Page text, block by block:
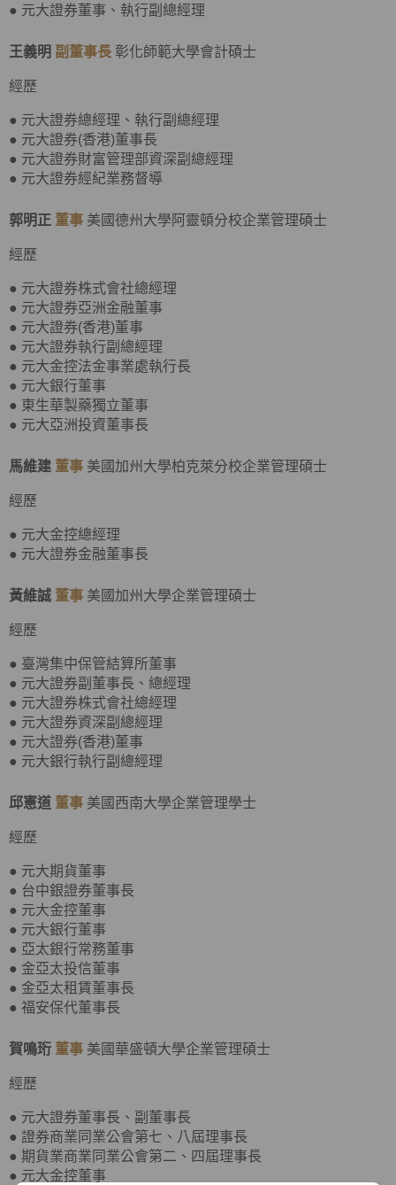
● 元大證券董事、執行副總經理
王義明 副董事長 彰化師範大學會計碩士
經歷
● 元大證券總經理、執行副總經理
● 元大證券(香港)董事長
● 元大證券財富管理部資深副總經理
● 元大證券經紀業務督導
郭明正 董事 美國德州大學阿靈頓分校企業管理碩士
經歷
● 元大證券株式會社總經理
● 元大證券亞洲金融董事
● 元大證券(香港)董事
● 元大證券執行副總經理
● 元大金控法金事業處執行長
● 元大銀行董事
● 東生華製藥獨立董事
● 元大亞洲投資董事長
馬維建 董事 美國加州大學柏克萊分校企業管理碩士
經歷
● 元大金控總經理
● 元大證券金融董事長
黃維誠 董事 美國加州大學企業管理碩士
經歷
● 臺灣集中保管結算所董事
● 元大證券副董事長、總經理
● 元大證券株式會社總經理
● 元大證券資深副總經理
● 元大證券(香港)董事
● 元大銀行執行副總經理
邱憲道 董事 美國西南大學企業管理學士
經歷
● 元大期貨董事
● 台中銀證券董事長
● 元大金控董事
● 元大銀行董事
● 亞太銀行常務董事
● 金亞太投信董事
● 金亞太租賃董事長
● 福安保代董事長
賀鳴珩 董事 美國華盛頓大學企業管理碩士
經歷
● 元大證券董事長、副董事長
● 證券商業同業公會第七、八屆理事長
● 期貨業商業同業公會第二、四屆理事長
● 元大金控董事